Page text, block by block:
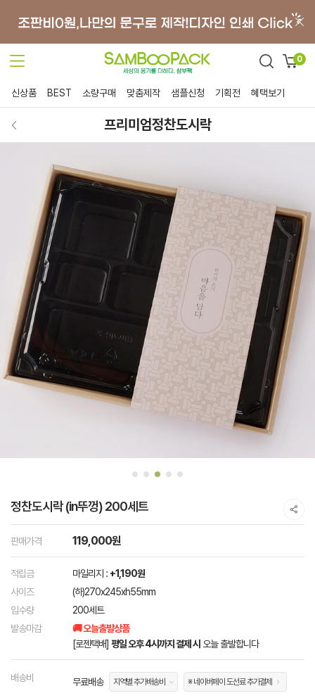
0
신상품 BEST 소량구매 맞춤제작 샘플신청 기획전 혜택보기
프리미엄정찬도시락
정찬도시락 (in뚜껑) 200세트
판매가격 119,000원
적립금 마일리지 : +1,190원
사이즈
(하)270x245xh55mm
입수량
200세트
발송마감
🚚 오늘출발상품
[로젠택배] 평일 오후 4시까지 결제 시 오늘 출발합니다
배송비 무료배송 지역별 추가배송비 ※ 네이버페이 도선료 추가결제